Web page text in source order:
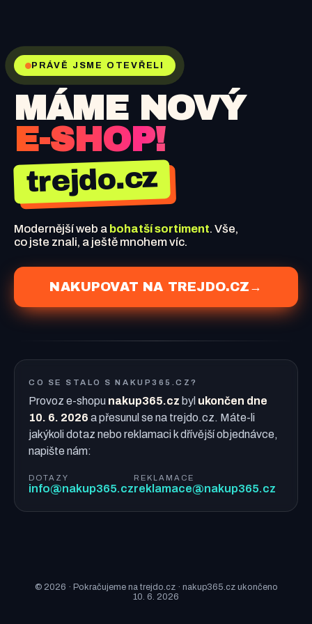
PRÁVĚ JSME OTEVŘELI
MÁME NOVÝ
E-SHOP!
trejdo.cz
Modernější web a bohatší sortiment. Vše,
co jste znali, a ještě mnohem víc.
NAKUPOVAT NA TREJDO.CZ →
CO SE STALO S NAKUP365.CZ?
Provoz e-shopu nakup365.cz byl ukončen dne
10. 6. 2026 a přesunul se na trejdo.cz. Máte-li
jakýkoli dotaz nebo reklamaci k dřívější objednávce,
napište nám:
DOTAZY
info@nakup365.cz
REKLAMACE
reklamace@nakup365.cz
© 2026 · Pokračujeme na trejdo.cz · nakup365.cz ukončeno
10. 6. 2026